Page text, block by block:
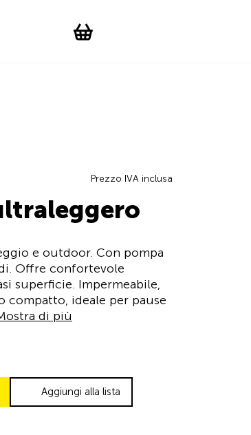
WishList
Prezzo IVA inclusa
e outdoor. Con pompa
Offre confortevole
superficie. Impermeabile,
ideale per pause
di più
Aggiungi alla lista